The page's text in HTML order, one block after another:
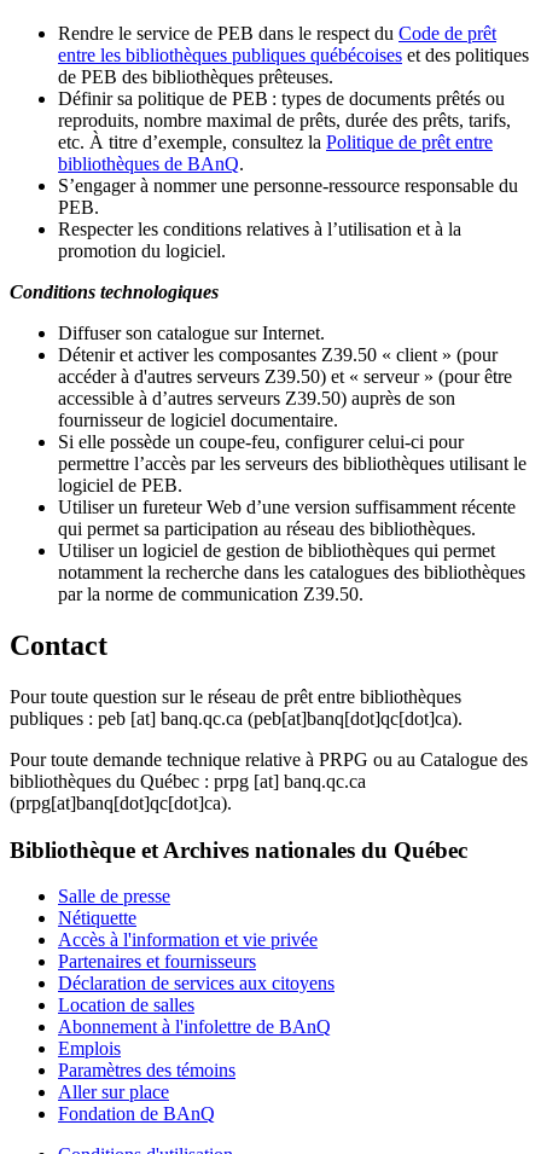
Rendre le service de PEB dans le respect du Code de prêt
entre les bibliothèques publiques québécoises et des politiques
de PEB des bibliothèques prêteuses.
Définir sa politique de PEB : types de documents prêtés ou
reproduits, nombre maximal de prêts, durée des prêts, tarifs,
etc. À titre d’exemple, consultez la Politique de prêt entre
bibliothèques de BAnQ.
S’engager à nommer une personne-ressource responsable du
PEB.
Respecter les conditions relatives à l’utilisation et à la
promotion du logiciel.
Conditions technologiques
Diffuser son catalogue sur Internet.
Détenir et activer les composantes Z39.50 « client » (pour
accéder à d'autres serveurs Z39.50) et « serveur » (pour être
accessible à d’autres serveurs Z39.50) auprès de son
fournisseur de logiciel documentaire.
Si elle possède un coupe-feu, configurer celui-ci pour
permettre l’accès par les serveurs des bibliothèques utilisant le
logiciel de PEB.
Utiliser un fureteur Web d’une version suffisamment récente
qui permet sa participation au réseau des bibliothèques.
Utiliser un logiciel de gestion de bibliothèques qui permet
notamment la recherche dans les catalogues des bibliothèques
par la norme de communication Z39.50.
Contact
Pour toute question sur le réseau de prêt entre bibliothèques
publiques : peb [at] banq.qc.ca (peb[at]banq[dot]qc[dot]ca).
Pour toute demande technique relative à PRPG ou au Catalogue des
bibliothèques du Québec : prpg [at] banq.qc.ca
(prpg[at]banq[dot]qc[dot]ca).
Bibliothèque et Archives nationales du Québec
Salle de presse
Nétiquette
Accès à l'information et vie privée
Partenaires et fournisseurs
Déclaration de services aux citoyens
Location de salles
Abonnement à l'infolettre de BAnQ
Emplois
Paramètres des témoins
Aller sur place
Fondation de BAnQ